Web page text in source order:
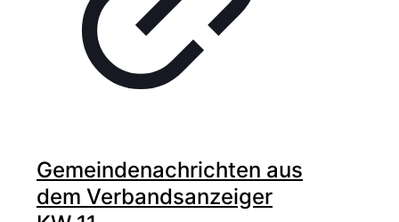
Gemeindenachrichten aus
dem Verbandsanzeiger